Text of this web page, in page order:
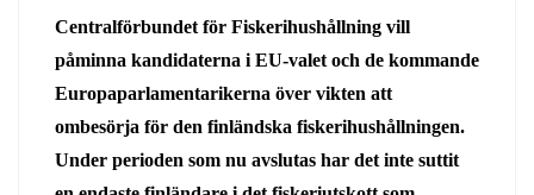
Centralförbundet för Fiskerihushållning vill
påminna kandidaterna i EU-valet och de kommande
Europaparlamentarikerna över vikten att
ombesörja för den finländska fiskerihushållningen.
Under perioden som nu avslutas har det inte suttit